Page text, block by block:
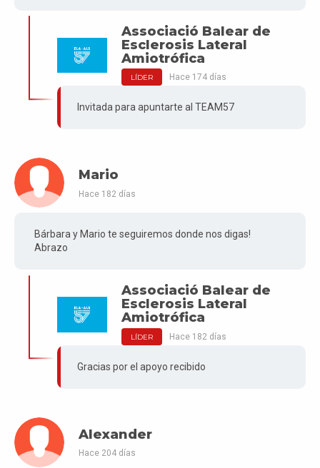
Associació Balear de
Esclerosis Lateral
Amiotrófica
LÍDER Hace 174 días
Invitada para apuntarte al TEAM57
Mario
Hace 182 días
Bárbara y Mario te seguiremos donde nos digas!
Abrazo
Associació Balear de
Esclerosis Lateral
Amiotrófica
LÍDER Hace 182 días
Gracias por el apoyo recibido
Alexander
Hace 204 días